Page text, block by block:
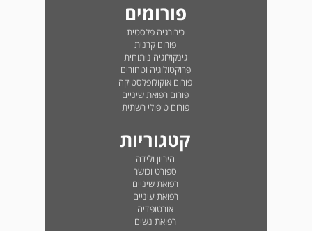
פורומים
כירורגיה פלסטית
פורום קרנית
גינקולוגיה ניתוחית
פרוקטולוגיה וטחורים
פורום אוקולופלסטיקה
פורום רפואת שיניים
פורום טיפולי רשתית
קטגוריות
היריון ולידה
ספורט וכושר
רפואת שיניים
רפואת עיניים
אורטופדיה
רפואת נשים